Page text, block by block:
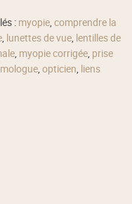
: myopie,comprendre la
, lunettes de vue, lentilles de
, myopie corrigée, prise
,opticien, liens